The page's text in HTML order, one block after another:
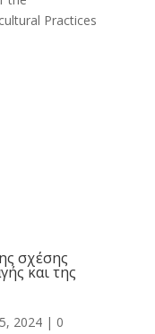
Practices
σχέσης
και της
2024| 0